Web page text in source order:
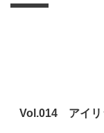
Vol.014 アイリ